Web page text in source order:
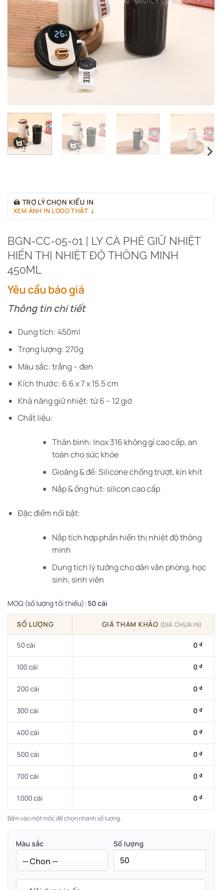
🖨 TRỢ LÝ CHỌN KIỂU IN
XEM ẢNH IN LOGO THẬT ↓
BGN-CC-05-01 | LY CÀ PHÊ GIỮ NHIỆT
HIỂN THỊ NHIỆT ĐỘ THÔNG MINH
450ML
Yêu cầu báo giá
Thông tin chi tiết
Dung tích: 450ml
Trọng lượng: 270g
Màu sắc: trắng – đen
Kích thước: 6.6 x 7 x 15.5 cm
Khả năng giữ nhiệt: từ 6 – 12 giờ
Chất liệu:
Thân bình: Inox 316 không gỉ cao cấp, an
toàn cho sức khỏe
Gioăng & đế: Silicone chống trượt, kín khít
Nắp & ống hút: silicon cao cấp
Đặc điểm nổi bật:
Nắp tích hợp phần hiển thị nhiệt độ thông
minh
Dung tích lý tưởng cho dân văn phòng, học
sinh, sinh viên
MOQ (số lượng tối thiểu): 50 cái
SỐ LƯỢNG GIÁ THAM KHẢO (GIÁ CHƯA IN)
50 cái 0 ₫
100 cái 0 ₫
200 cái 0 ₫
300 cái 0 ₫
400 cái 0 ₫
500 cái 0 ₫
700 cái 0 ₫
1.000 cái 0 ₫
Bấm vào một mốc để chọn nhanh số lượng.
Màu sắc Số lượng